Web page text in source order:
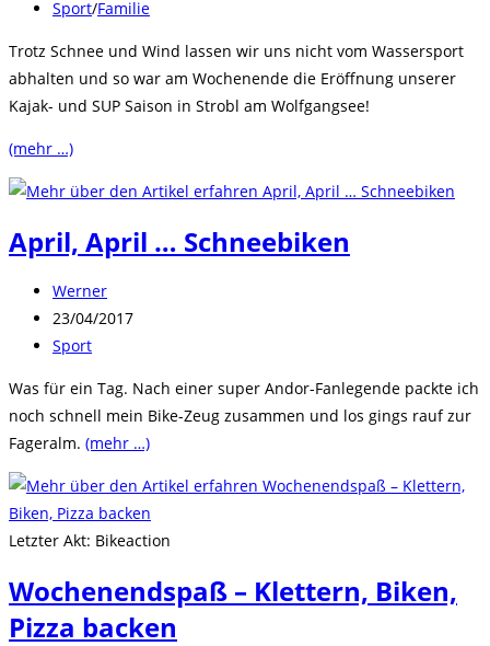
veröffentlicht:
Beitrags-
Sport/Familie
Trotz Schnee und Wind lassen wir uns nicht vom Wassersport
abhalten und so war am Wochenende die Eröffnung unserer
Kajak- und SUP Saison in Strobl am Wolfgangsee!
(mehr …)
April, April … Schneebiken
Beitrags-
Autor:
Werner
Beitrag
veröffentlicht:
23/04/2017
Beitrags-
Sport
Was für ein Tag. Nach einer super Andor-Fanlegende packte ich
noch schnell mein Bike-Zeug zusammen und los gings rauf zur
Fageralm. (mehr …)
Letzter Akt: Bikeaction
Wochenendspaß – Klettern, Biken,
Pizza backen